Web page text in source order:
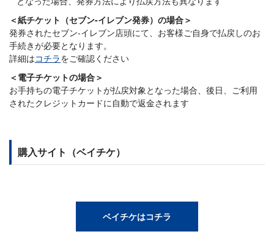
＜紙チケット（セブン-イレブン発券）の場合＞
発券されたセブン-イレブン店頭にて、お客様ご自身で払戻しのお
手続きが必要となります。
詳細はコチラをご確認ください
＜電子チケットの場合＞
お手持ちの電子チケットが払戻対象となった場合、後日、ご利用
されたクレジットカードに自動で返金されます
購入サイト（ベイチケ）
ベイチケはコチラ